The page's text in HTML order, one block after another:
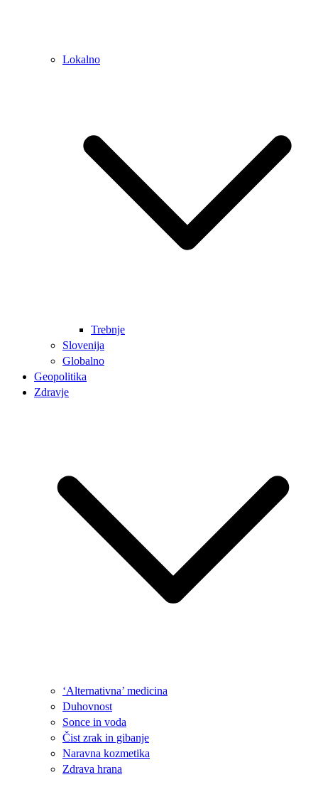
Lokalno
Trebnje
Slovenija
Globalno
Geopolitika
Zdravje
‘Alternativna’ medicina
Duhovnost
Sonce in voda
Čist zrak in gibanje
Naravna kozmetika
Zdrava hrana